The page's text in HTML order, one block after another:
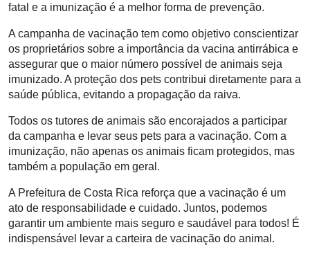
fatal e a imunização é a melhor forma de prevenção.
A campanha de vacinação tem como objetivo conscientizar
os proprietários sobre a importância da vacina antirrábica e
assegurar que o maior número possível de animais seja
imunizado. A proteção dos pets contribui diretamente para a
saúde pública, evitando a propagação da raiva.
Todos os tutores de animais são encorajados a participar
da campanha e levar seus pets para a vacinação. Com a
imunização, não apenas os animais ficam protegidos, mas
também a população em geral.
A Prefeitura de Costa Rica reforça que a vacinação é um
ato de responsabilidade e cuidado. Juntos, podemos
garantir um ambiente mais seguro e saudável para todos! É
indispensável levar a carteira de vacinação do animal.